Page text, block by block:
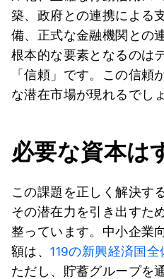
築、政府との連携による
備、正式な金融機関との
根本的な要素となるのは
「信頼」です。この信頼
な潜在市場が現れるでし
必要な資本は
この課題を正しく解決す
その潜在力を引き出すた
整っています。中小企業
額は、119の新興経済国全
ただし、貯蓄グループを